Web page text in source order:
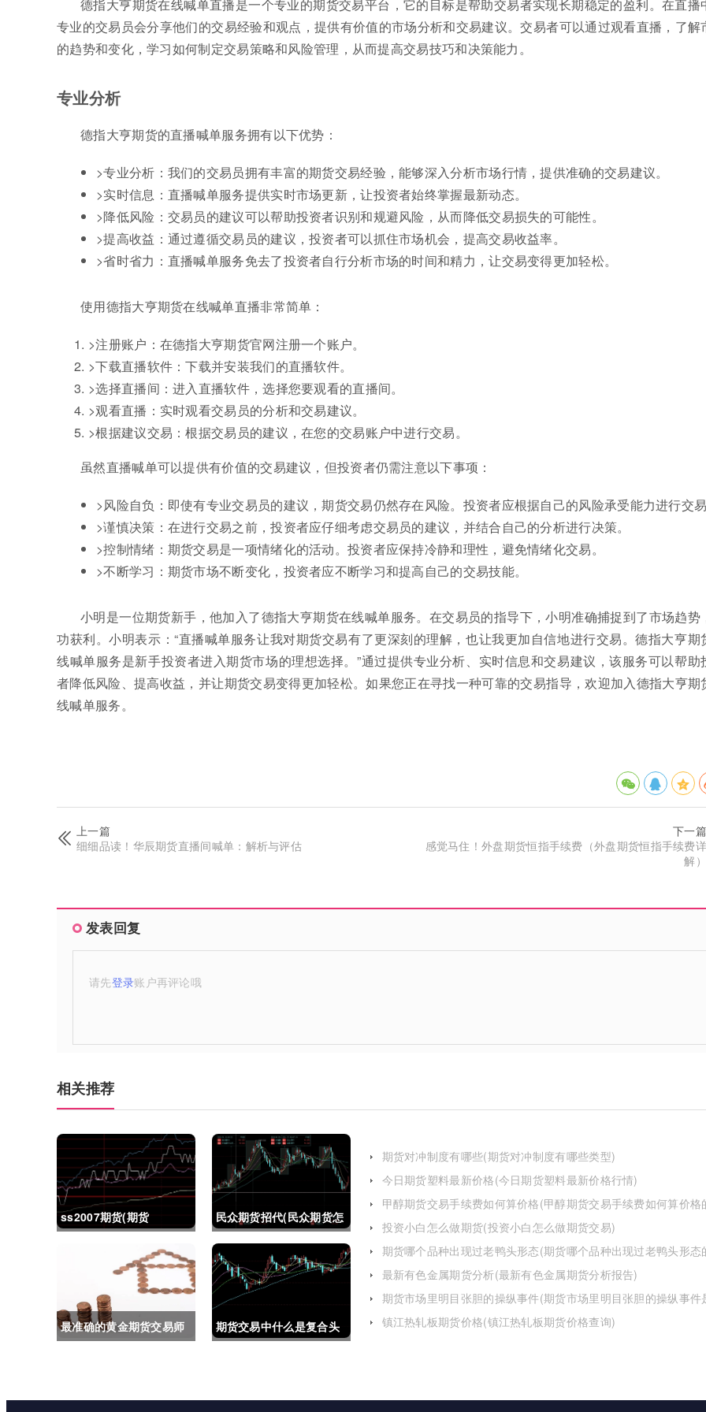
德指大亨期货在线喊单直播是一个专业的期货交易平台，它的目标是帮助交易者实现长期稳定的盈利。在直播
专业的交易员会分享他们的交易经验和观点，提供有价值的市场分析和交易建议。交易者可以通过观看直播，了解
的趋势和变化，学习如何制定交易策略和风险管理，从而提高交易技巧和决策能力。
专业分析
德指大亨期货的直播喊单服务拥有以下优势：
>专业分析：我们的交易员拥有丰富的期货交易经验，能够深入分析市场行情，提供准确的交易建议。
>实时信息：直播喊单服务提供实时市场更新，让投资者始终掌握最新动态。
>降低风险：交易员的建议可以帮助投资者识别和规避风险，从而降低交易损失的可能性。
>提高收益：通过遵循交易员的建议，投资者可以抓住市场机会，提高交易收益率。
>省时省力：直播喊单服务免去了投资者自行分析市场的时间和精力，让交易变得更加轻松。
使用德指大亨期货在线喊单直播非常简单：
>注册账户：在德指大亨期货官网注册一个账户。
>下载直播软件：下载并安装我们的直播软件。
>选择直播间：进入直播软件，选择您要观看的直播间。
>观看直播：实时观看交易员的分析和交易建议。
>根据建议交易：根据交易员的建议，在您的交易账户中进行交易。
虽然直播喊单可以提供有价值的交易建议，但投资者仍需注意以下事项：
>风险自负：即使有专业交易员的建议，期货交易仍然存在风险。投资者应根据自己的风险承受能力进行交易
>谨慎决策：在进行交易之前，投资者应仔细考虑交易员的建议，并结合自己的分析进行决策。
>控制情绪：期货交易是一项情绪化的活动。投资者应保持冷静和理性，避免情绪化交易。
>不断学习：期货市场不断变化，投资者应不断学习和提高自己的交易技能。
小明是一位期货新手，他加入了德指大亨期货在线喊单服务。在交易员的指导下，小明准确捕捉到了市场趋势
功获利。小明表示：“直播喊单服务让我对期货交易有了更深刻的理解，也让我更加自信地进行交易。德指大亨期
线喊单服务是新手投资者进入期货市场的理想选择。”通过提供专业分析、实时信息和交易建议，该服务可以帮助
者降低风险、提高收益，并让期货交易变得更加轻松。如果您正在寻找一种可靠的交易指导，欢迎加入德指大亨期
线喊单服务。
上一篇
细细品读！华辰期货直播间喊单：解析与评估
下一篇
感觉马住！外盘期货恒指手续费（外盘期货恒指手续费详
解）
发表回复
请先登录账户再评论哦
相关推荐
ss2007期货(期货
民众期货招代(民众期货怎
么了)
最准确的黄金期货交易师
期货交易中什么是复合头
期货对冲制度有哪些(期货对冲制度有哪些类型)
今日期货塑料最新价格(今日期货塑料最新价格行情)
甲醇期货交易手续费如何算价格(甲醇期货交易手续费如何算价格
投资小白怎么做期货(投资小白怎么做期货交易)
期货哪个品种出现过老鸭头形态(期货哪个品种出现过老鸭头形态
化)
最新有色金属期货分析(最新有色金属期货分析报告)
期货市场里明目张胆的操纵事件(期货市场里明目张胆的操纵事件
镇江热轧板期货价格(镇江热轧板期货价格查询)